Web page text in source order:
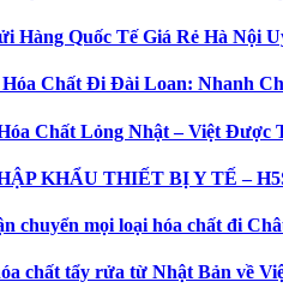
Hàng Quốc Tế Giá Rẻ Hà Nội
Chất Đi Đài Loan: Nhanh
Chất Lỏng Nhật – Việt Được
KHẨU THIẾT BỊ Y TẾ –
chuyển mọi loại hóa chất đi
chất tẩy rửa từ Nhật Bản về